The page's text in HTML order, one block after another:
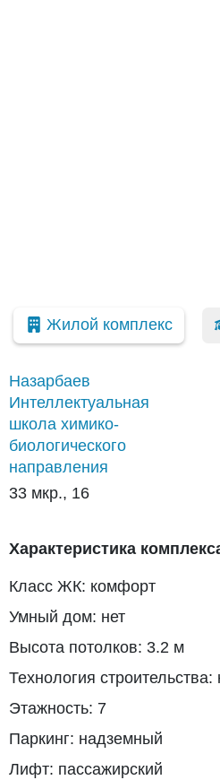
Жилой комплекс
Назарбаев
Интеллектуальная
школа химико-
биологического
направления
33 мкр., 16
Характеристика
Класс ЖК: комфорт
Умный дом: нет
Высота потолков: 3.2 м
Технология строительства:
Этажность: 7
Паркинг: надземный
Лифт: пассажирский